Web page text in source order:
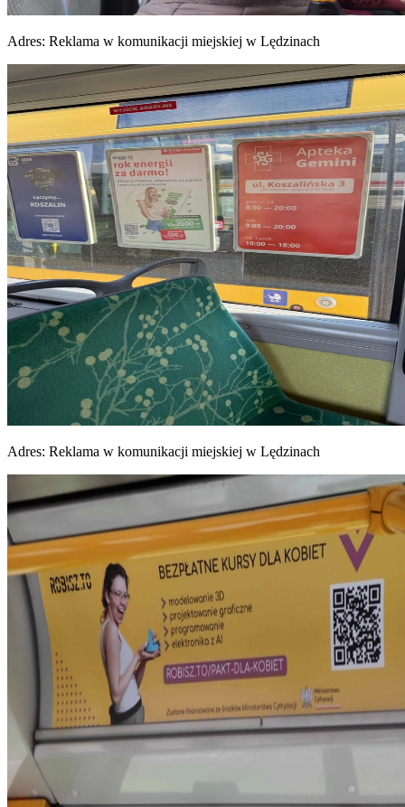
Adres: Reklama w komunikacji miejskiej w Lędzinach
Adres: Reklama w komunikacji miejskiej w Lędzinach